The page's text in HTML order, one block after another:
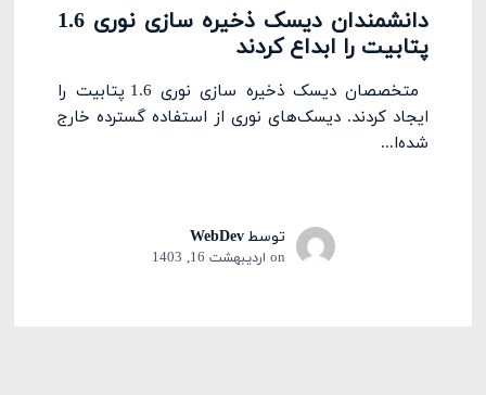
دانشمندان دیسک ذخیره سازی نوری 1.6
پتابیت را ابداع کردند
متخصصان دیسک ذخیره سازی نوری 1.6 پتابیت را
ایجاد کردند. دیسک‌های نوری از استفاده گسترده خارج
شده‌ا...
توسطWebDev
on اردیبهشت 16, 1403